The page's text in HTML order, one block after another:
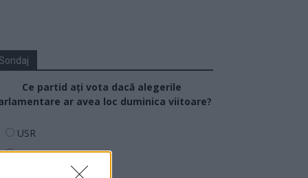
Ce partid ați vota dacă alegerile
ar avea loc duminica viitoare?
USR
PNL